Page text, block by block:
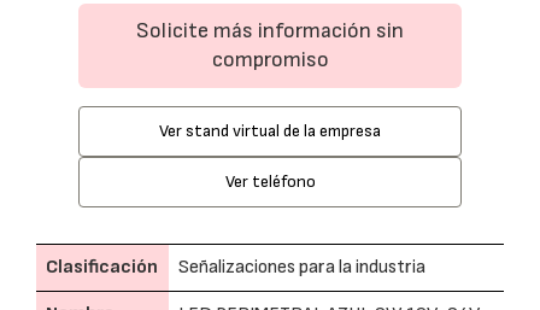
Solicite más información sin
compromiso
Ver stand virtual de la empresa
Ver teléfono
Clasificación Señalizaciones para la industria